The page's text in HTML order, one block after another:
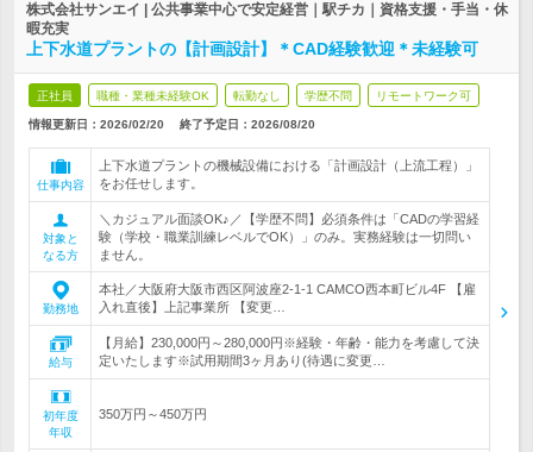
株式会社サンエイ | 公共事業中心で安定経営｜駅チカ｜資格支援・手当・休
暇充実
上下水道プラントの【計画設計】＊CAD経験歓迎＊未経験可
正社員 職種・業種未経験OK 転勤なし 学歴不問 リモートワーク可
情報更新日：2026/02/20 終了予定日： 2026/08/20
仕事内容
上下水道プラントの機械設備における「計画設計（上流工程）」
をお任せします。
対象と
なる方
＼カジュアル面談OK♪／【学歴不問】必須条件は「CADの学習経
験（学校・職業訓練レベルでOK）」のみ。実務経験は一切問い
ません。
勤務地
本社／大阪府大阪市西区阿波座2-1-1 CAMCO西本町ビル4F 【雇
入れ直後】上記事業所 【変更…
給与
【月給】230,000円～280,000円※経験・年齢・能力を考慮して決
定いたします※試用期間3ヶ月あり(待遇に変更…
初年度
年収
350万円～450万円